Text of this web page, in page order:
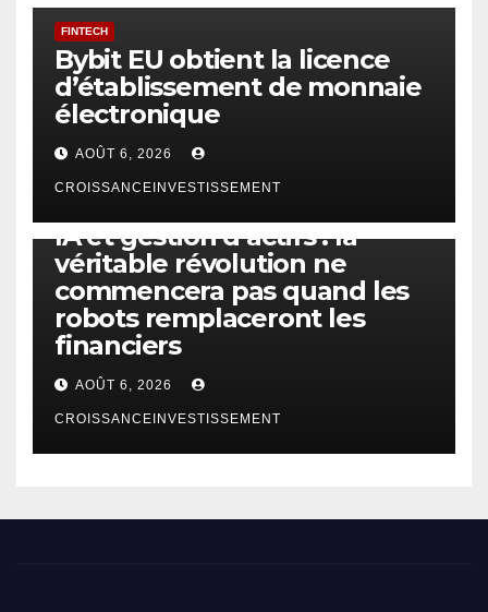
FINTECH
Bybit EU obtient la licence
d’établissement de monnaie
électronique
AOÛT 6, 2026
CROISSANCEINVESTISSEMENT
IA et gestion d’actifs : la
véritable révolution ne
commencera pas quand les
robots remplaceront les
financiers
AOÛT 6, 2026
CROISSANCEINVESTISSEMENT